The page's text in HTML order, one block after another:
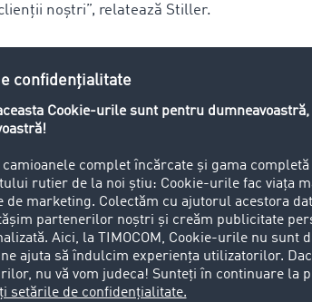
noștri”, relatează Stiller.